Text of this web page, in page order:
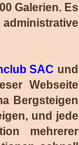
Galerien. Es
SAC und
Webseite
Bergsteigen
und jede
mehrerer